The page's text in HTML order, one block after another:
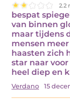
2.2
bespat
van binnen
maar tijdens
mensen
haasten zich
star naar
heel diep en
Verdano 15